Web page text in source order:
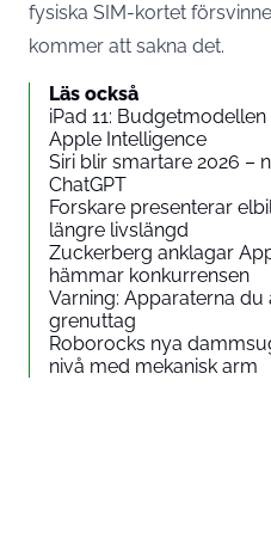
fysiska SIM-kortet
kommer att sakna det.
Läs också
iPad 11:
Apple Intelligence
Siri blir smartare 2026 –
ChatGPT
Forskare presenterar
längre livslängd
Zuckerberg anklagar
hämmar konkurrensen
Varning: Apparaterna
grenuttag
Roborocks nya
nivå med mekanisk arm